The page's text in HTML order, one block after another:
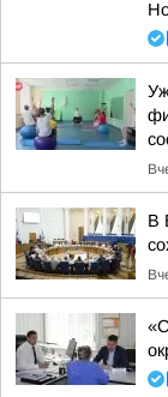
В